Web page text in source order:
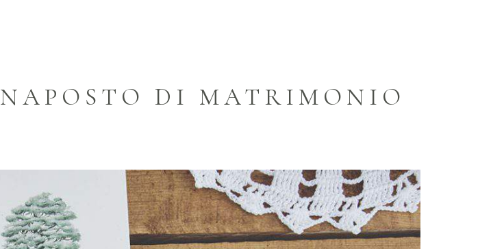
DI MATRIMONIO